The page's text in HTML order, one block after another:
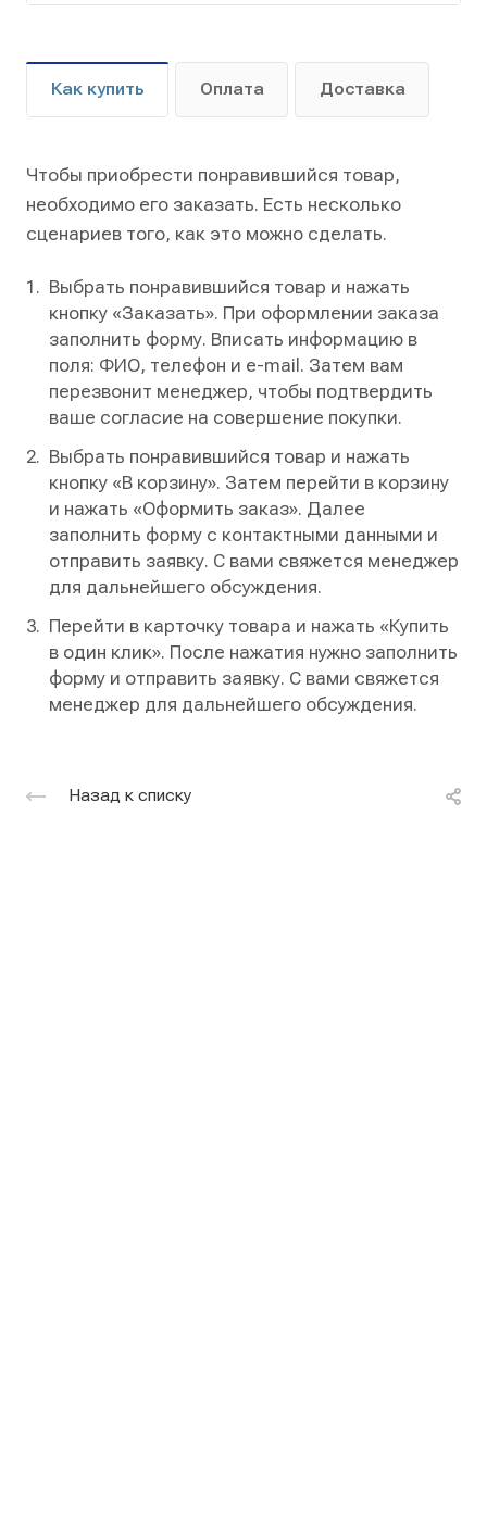
Как купить Оплата Доставка
Чтобы приобрести понравившийся товар,
необходимо его заказать. Есть несколько
сценариев того, как это можно сделать.
Выбрать понравившийся товар и нажать
кнопку «Заказать». При оформлении заказа
заполнить форму. Вписать информацию в
поля: ФИО, телефон и e-mail. Затем вам
перезвонит менеджер, чтобы подтвердить
ваше согласие на совершение покупки.
Выбрать понравившийся товар и нажать
кнопку «В корзину». Затем перейти в корзину
и нажать «Оформить заказ». Далее
заполнить форму с контактными данными и
отправить заявку. С вами свяжется менеджер
для дальнейшего обсуждения.
Перейти в карточку товара и нажать «Купить
в один клик». После нажатия нужно заполнить
форму и отправить заявку. С вами свяжется
менеджер для дальнейшего обсуждения.
Назад к списку